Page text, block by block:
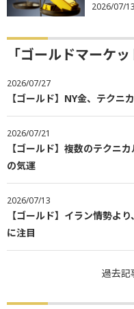
2026/07/13
「ゴールドマーケ
2026/07/27
【ゴールド】NY金、テクニ
2026/07/21
【ゴールド】複数のテクニ
の気運
2026/07/13
【ゴールド】イラン情勢よ
に注目
過去記